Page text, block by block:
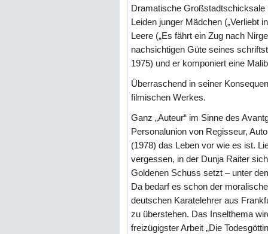
Dramatische Großstadtschicksale
Leiden junger Mädchen („Verliebt
Leere („Es fährt ein Zug nach
nachsichtigen Güte seines
1975) und er komponiert eine
Überraschend in seiner
filmischen Werkes.
Ganz „Auteur“ im Sinne des
Personalunion von Regisseur,
(1978) das Leben vor wie es ist.
vergessen, in der Dunja Raiter
Goldenen Schuss setzt – unter
Da bedarf es schon der
deutschen Karatelehrer aus
zu überstehen. Das Inselthema
freizügigster Arbeit „Die